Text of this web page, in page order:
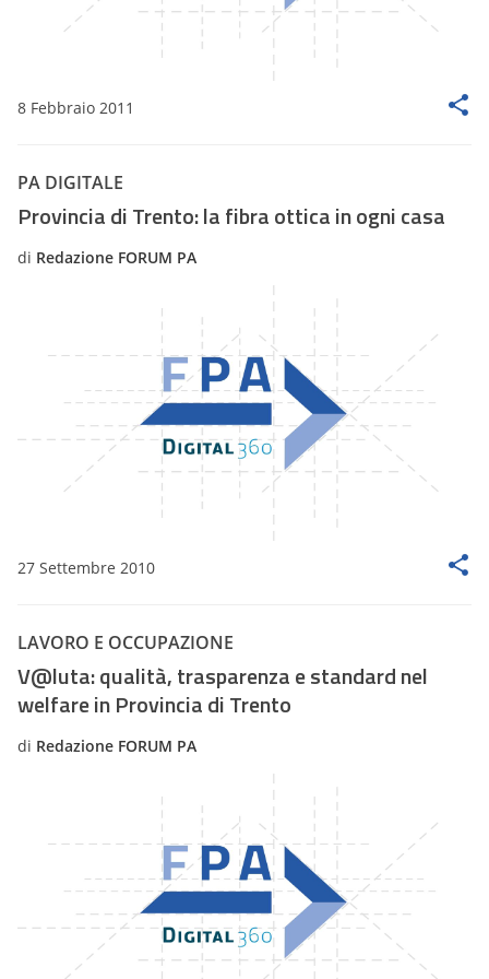
8 Febbraio 2011
PA DIGITALE
Provincia di Trento: la fibra ottica in ogni casa
di Redazione FORUM PA
27 Settembre 2010
LAVORO E OCCUPAZIONE
V@luta: qualità, trasparenza e standard nel
welfare in Provincia di Trento
di Redazione FORUM PA